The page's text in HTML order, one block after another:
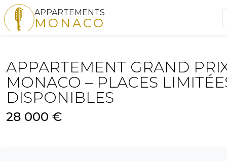
APPARTEMENTS
MONACO
APPARTEMENT GRAND
MONACO – PLACES
DISPONIBLES
28 000 €